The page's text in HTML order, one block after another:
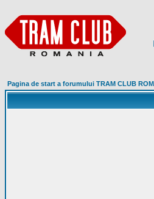
Pagina de start a forumului TRAM CLUB